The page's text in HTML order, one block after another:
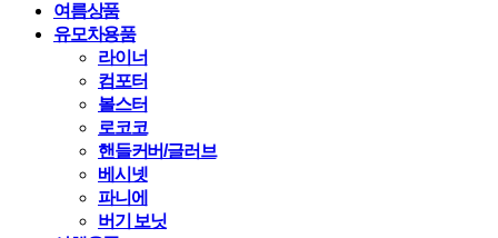
여름상품
유모차용품
라이너
컴포터
볼스터
로코코
핸들커버/글러브
베시넷
파니에
버기 보닛